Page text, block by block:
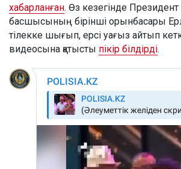
хабарланған. Өз кезегінде Президент
басшысының бірінші орынбасары
тілекке шығып, ерсі уағыз айтып
видеосына қатысты пікір білдірді.